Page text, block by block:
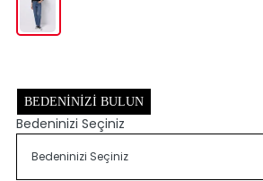
BEDENINIZI BULUN
Bedeninizi Seçiniz